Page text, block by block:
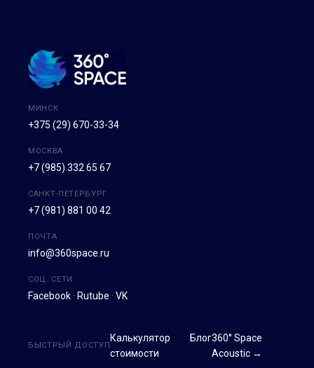
МИНСК
+375 (29) 670-33-34
МОСКВА
+7 (985) 332 65 67
САНКТ-ПЕТЕРБУРГ
+7 (981) 881 00 42
ПОЧТА
info@360space.ru
СОЦ. СЕТИ
Facebook · Rutube · VK
БЫСТРЫЙ ДОСТУП
Калькулятор
стоимости
Блог360° Space
Acoustic →